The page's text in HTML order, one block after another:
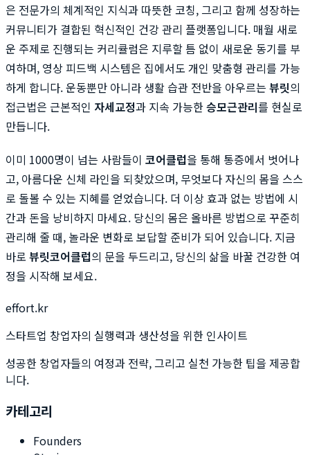
은 전문가의 체계적인 지식과 따뜻한 코칭, 그리고 함께 성장하는
커뮤니티가 결합된 혁신적인 건강 관리 플랫폼입니다. 매월 새로
운 주제로 진행되는 커리큘럼은 지루할 틈 없이 새로운 동기를 부
여하며, 영상 피드백 시스템은 집에서도 개인 맞춤형 관리를 가능
하게 합니다. 운동뿐만 아니라 생활 습관 전반을 아우르는 뷰릿의
접근법은 근본적인 자세교정과 지속 가능한승모근관리를 현실로
만듭니다.
이미 1000명이 넘는 사람들이 코어클럽을 통해 통증에서 벗어나
고, 아름다운 신체 라인을 되찾았으며, 무엇보다 자신의 몸을 스스
로 돌볼 수 있는 지혜를 얻었습니다. 더 이상 효과 없는 방법에 시
간과 돈을 낭비하지 마세요. 당신의 몸은 올바른 방법으로 꾸준히
관리해 줄 때, 놀라운 변화로 보답할 준비가 되어 있습니다. 지금
바로 뷰릿코어클럽의 문을 두드리고, 당신의 삶을 바꿀 건강한 여
정을 시작해 보세요.
effort.kr
스타트업 창업자의 실행력과 생산성을 위한 인사이트
성공한 창업자들의 여정과 전략, 그리고 실천 가능한 팁을 제공합
니다.
카테고리
Founders